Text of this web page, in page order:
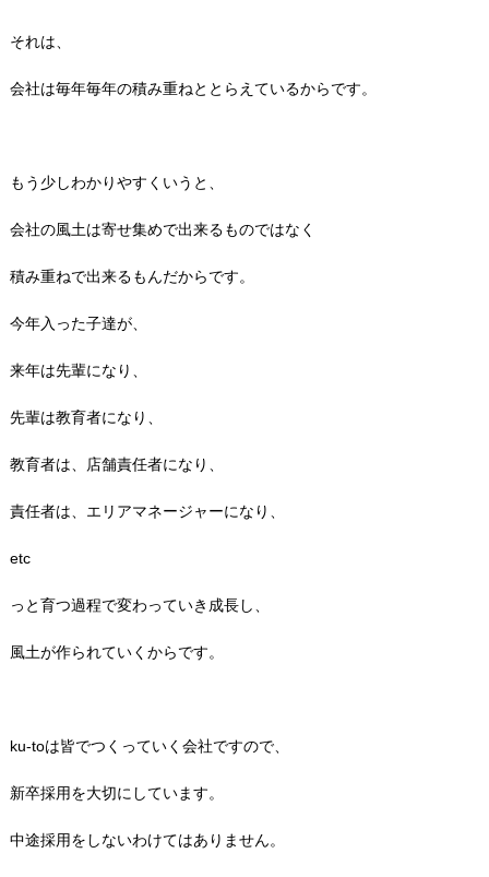
それは、
会社は毎年毎年の積み重ねととらえているからです。
もう少しわかりやすくいうと、
会社の風土は寄せ集めで出来るものではなく
積み重ねで出来るもんだからです。
今年入った子達が、
来年は先輩になり、
先輩は教育者になり、
教育者は、店舗責任者になり、
責任者は、エリアマネージャーになり、
etc
っと育つ過程で変わっていき成長し、
風土が作られていくからです。
ku-toは皆でつくっていく会社ですので、
新卒採用を大切にしています。
中途採用をしないわけてはありません。